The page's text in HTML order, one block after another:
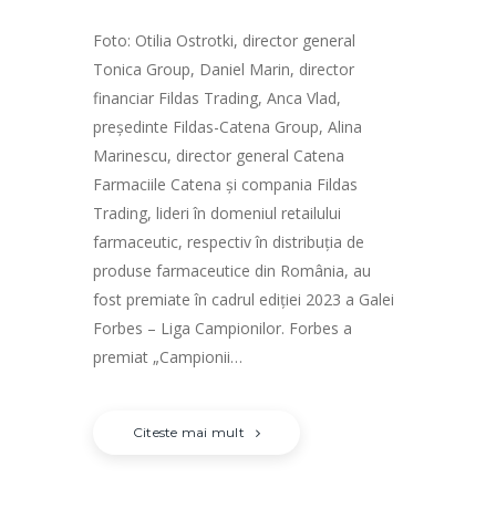
Foto: Otilia Ostrotki, director general
Tonica Group, Daniel Marin, director
financiar Fildas Trading, Anca Vlad,
preşedinte Fildas-Catena Group, Alina
Marinescu, director general Catena
Farmaciile Catena şi compania Fildas
Trading, lideri în domeniul retailului
farmaceutic, respectiv în distribuţia de
produse farmaceutice din România, au
fost premiate în cadrul ediţiei 2023 a Galei
Forbes – Liga Campionilor. Forbes a
premiat „Campionii…
Citeste mai mult